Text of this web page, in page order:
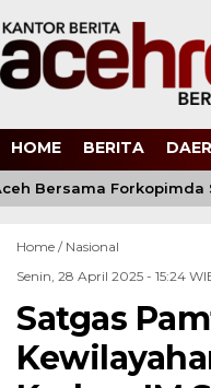
HOME BERITA
Bersama Forkopimda
Home / Nasional
Senin, 28 April 2025 - 15:24
Satgas